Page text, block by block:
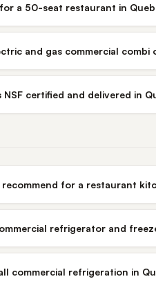
a 50-seat restaurant in
and gas commercial combi
certified and delivered in
for a restaurant
refrigerator and
commercial refrigeration in